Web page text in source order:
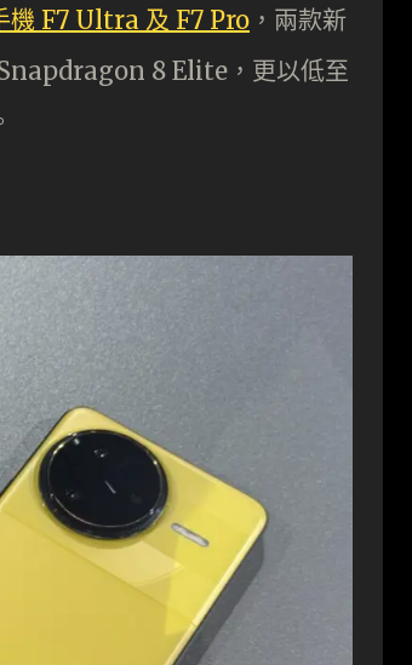
機 F7 Ultra 及 F7 Pro ，兩款新
8 Elite，更以低至